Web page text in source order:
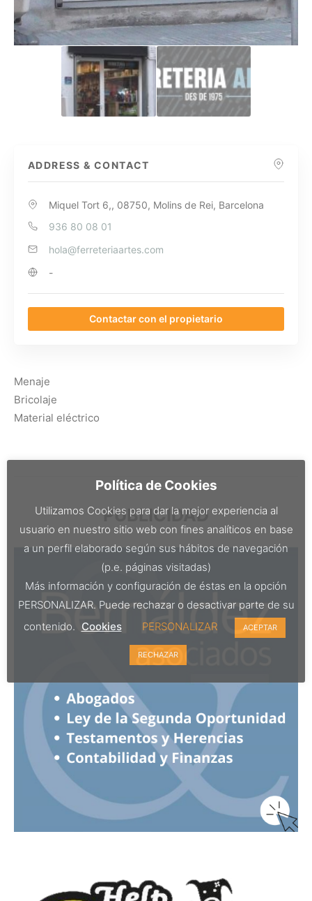
ADDRESS & CONTACT
Miquel Tort 6,, 08750, Molins de Rei, Barcelona
936 80 08 01
hola@ferreteriaartes.com
-
Contactar con el propietario
Menaje
Bricolaje
Material eléctrico
PUBLICIDAD
Política de Cookies
Utilizamos Cookies para dar la mejor experiencia al
usuario en nuestro sitio web con fines analíticos en base
a un perfil elaborado según sus hábitos de navegación
(p.e. páginas visitadas)
Más información y configuración de éstas en la opción
PERSONALIZAR. Puede rechazar o desactivar parte de su
contenido. Cookies PERSONALIZAR ACEPTAR
RECHAZAR